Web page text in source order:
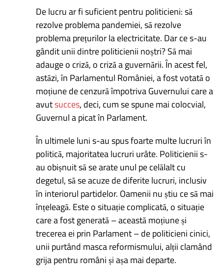
De lucru ar fi suficient pentru politicieni: să
rezolve problema pandemiei, să rezolve
problema prețurilor la electricitate. Dar ce s-au
gândit unii dintre politicienii noștri? Să mai
adauge o criză, o criză a guvernării. În acest fel,
astăzi, în Parlamentul României, a fost votată o
moțiune de cenzură împotriva Guvernului care a
avutsucces, deci, cum se spune mai colocvial,
Guvernul a picat în Parlament.
În ultimele luni s-au spus foarte multe lucruri în
politică, majoritatea lucruri urâte. Politicienii s-
au obișnuit să se arate unul pe celălalt cu
degetul, să se acuze de diferite lucruri, inclusiv
în interiorul partidelor. Oamenii nu știu ce să mai
înțeleagă. Este o situație complicată, o situație
care a fost generată – această moțiune și
trecerea ei prin Parlament – de politicieni cinici,
unii purtând masca reformismului, alții clamând
grija pentru români și așa mai departe.